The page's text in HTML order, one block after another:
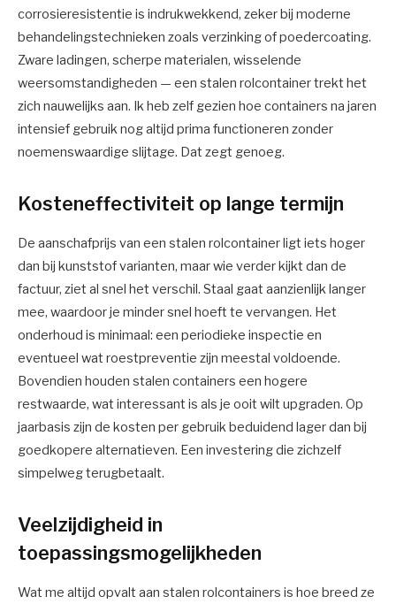
corrosieresistentie is indrukwekkend, zeker bij moderne
behandelingstechnieken zoals verzinking of poedercoating.
Zware ladingen, scherpe materialen, wisselende
weersomstandigheden — een stalen rolcontainer trekt het
zich nauwelijks aan. Ik heb zelf gezien hoe containers na jaren
intensief gebruik nog altijd prima functioneren zonder
noemenswaardige slijtage. Dat zegt genoeg.
Kosteneffectiviteit op lange termijn
De aanschafprijs van een stalen rolcontainer ligt iets hoger
dan bij kunststof varianten, maar wie verder kijkt dan de
factuur, ziet al snel het verschil. Staal gaat aanzienlijk langer
mee, waardoor je minder snel hoeft te vervangen. Het
onderhoud is minimaal: een periodieke inspectie en
eventueel wat roestpreventie zijn meestal voldoende.
Bovendien houden stalen containers een hogere
restwaarde, wat interessant is als je ooit wilt upgraden. Op
jaarbasis zijn de kosten per gebruik beduidend lager dan bij
goedkopere alternatieven. Een investering die zichzelf
simpelweg terugbetaalt.
Veelzijdigheid in
toepassingsmogelijkheden
Wat me altijd opvalt aan stalen rolcontainers is hoe breed ze